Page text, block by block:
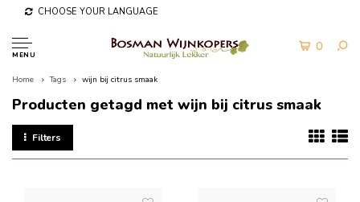
CHOOSE YOUR LANGUAGE
MENU
0
Home Tags wijn bij citrus smaak
Producten getagd met wijn bij citrus smaak
Filters